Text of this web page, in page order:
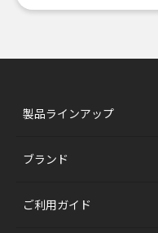
製品ラインアップ
ブランド
ご利用ガイド